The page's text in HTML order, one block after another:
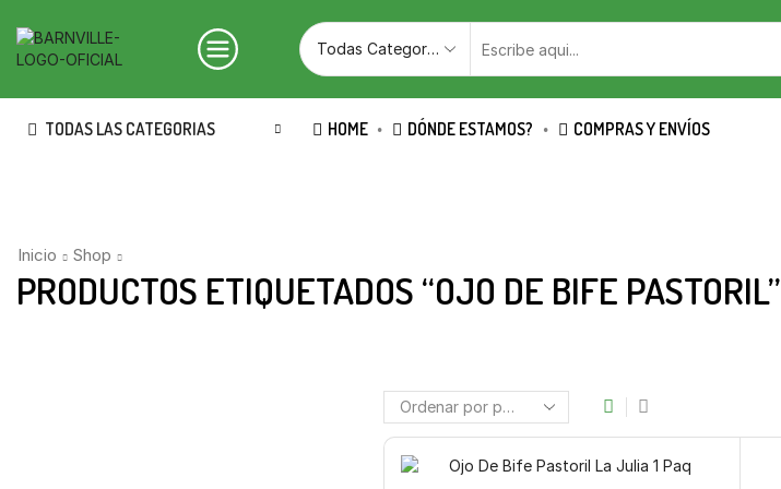
TODAS LAS CATEGORIAS HOME DÓNDE ESTAMOS? COMPRAS Y ENVÍOS
Inicio Shop
PRODUCTOS ETIQUETADOS “OJO DE BIFE PASTORIL”